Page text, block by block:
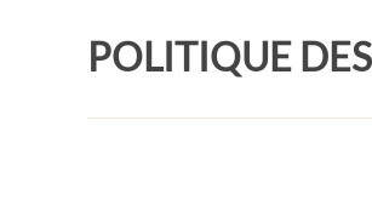
POLITIQUE